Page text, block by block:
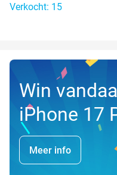
Verkocht: 15
Win
iPhone 17
Meer info